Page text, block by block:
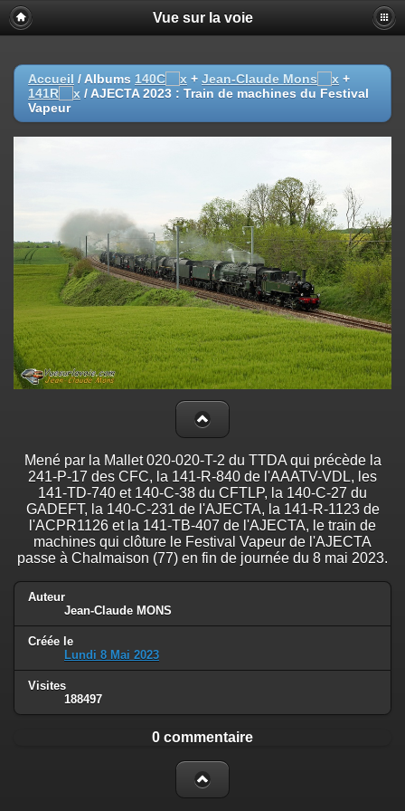
Vue sur la voie
Accueil / Albums 140C + Jean-Claude Mons
+
141R
/ AJECTA 2023 : Train de machines du Festival
Vapeur
Mené par la Mallet 020-020-T-2 du TTDA qui précède la
241-P-17 des CFC, la 141-R-840 de l'AAATV-VDL, les
141-TD-740 et 140-C-38 du CFTLP, la 140-C-27 du
GADEFT, la 140-C-231 de l'AJECTA, la 141-R-1123 de
l'ACPR1126 et la 141-TB-407 de l'AJECTA, le train de
machines qui clôture le Festival Vapeur de l'AJECTA
passe à Chalmaison (77) en fin de journée du 8 mai 2023.
Auteur
Jean-Claude MONS
Créée le
Lundi 8 Mai 2023
Visites
188497
0 commentaire